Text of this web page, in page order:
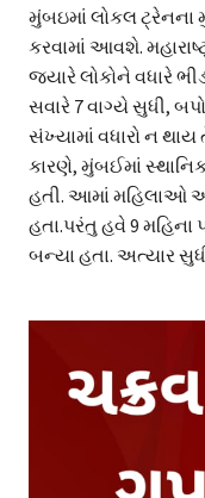
મુંબઇમાં લોકલ ટ્રેનના
કરવામાં આવશે.
જ્યારે લોકોને વધારે
સવારે 7 વાગ્યે સુધી,
સંખ્યામાં વધારો ન
કારણે, મુંબઈમાં
હતી. આમાં મહિલાઓ
હતા.પરંતુ હવે 9 મહિના
બન્યા હતા. અત્યાર